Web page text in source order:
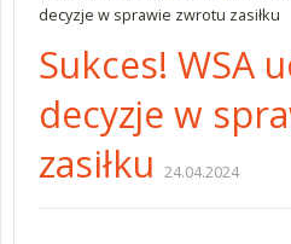
decyzje w sprawie zwrotu zasiłku
Sukces! WSA
decyzje w
zasiłku 24.04.2024